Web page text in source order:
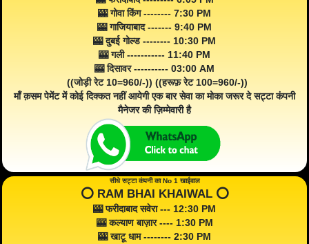
🎰 गोवा किंग -------- 7:30 PM
🎰 गाजियाबाद ------- 9:40 PM
🎰 दुबई गोल्ड -------- 10:30 PM
🎰 गली ----------- 11:40 PM
🎰 दिसावर ---------- 03:00 AM
((जोड़ी रेट 10=960/-)) ((हरूफ़ रेट 100=960/-))
माँ क़सम पेमेंट में कोई दिक्कत नहीं आयेगी एक बार सेवा का मोका जरूर दे सट्टा कंपनी
मैनेजर की ज़िम्मेवारी है
सीधे सट्टा कंपनी का No 1 खाईवाल
⭕️ RAM BHAI KHAIWAL ⭕️
🎰 फरीदाबाद सवेरा --- 12:30 PM
🎰 कल्याण बाज़ार ---- 1:30 PM
🎰 खाटू धाम -------- 2:30 PM